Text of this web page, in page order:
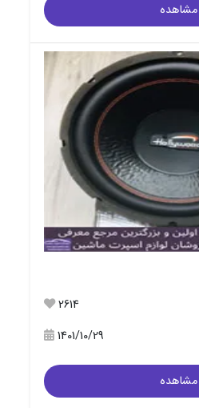
مشاهده
2614
1401/10/29
مشاهده